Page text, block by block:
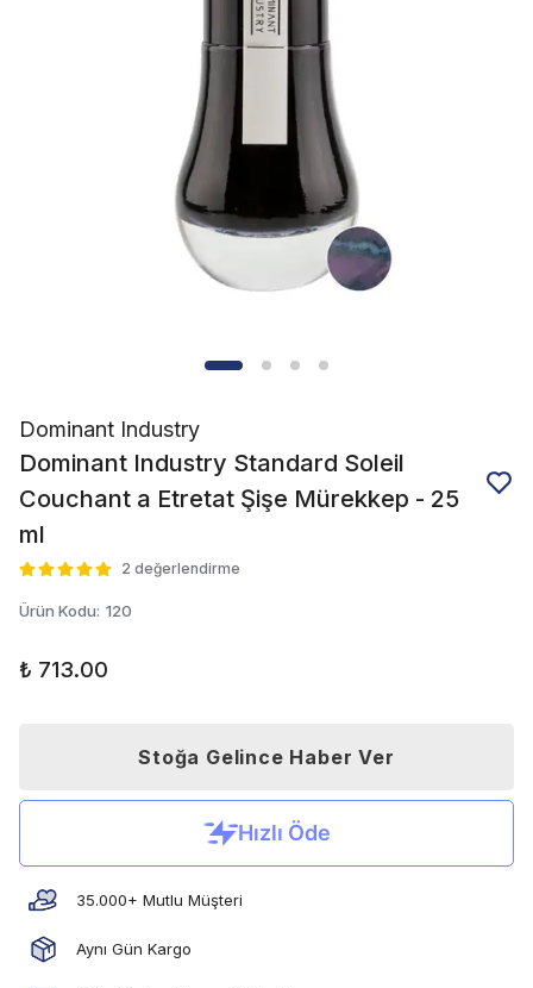
Dominant Industry
Dominant Industry Standard Soleil
Couchant a Etretat Şişe Mürekkep - 25
ml
2 değerlendirme
Ürün Kodu: 120
₺ 713.00
Stoğa Gelince Haber Ver
35.000+ Mutlu Müşteri
Aynı Gün Kargo